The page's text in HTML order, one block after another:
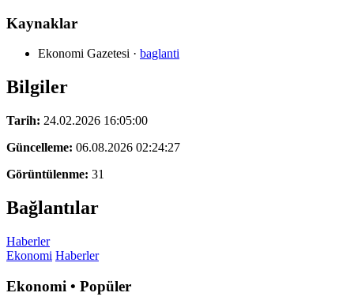
Kaynaklar
Ekonomi Gazetesi · baglanti
Bilgiler
Tarih: 24.02.2026 16:05:00
Güncelleme: 06.08.2026 02:24:27
Görüntülenme: 31
Bağlantılar
Haberler
Ekonomi Haberler
Ekonomi • Popüler